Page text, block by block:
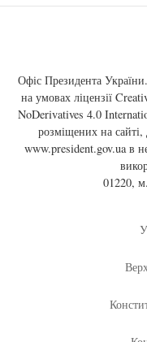
Офіс Президента
на умовах ліцензії
NoDerivatives 4.0
розміщених на
www.president.gov.uaв
01220,